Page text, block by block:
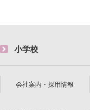
小学校
会社案内・採用情報